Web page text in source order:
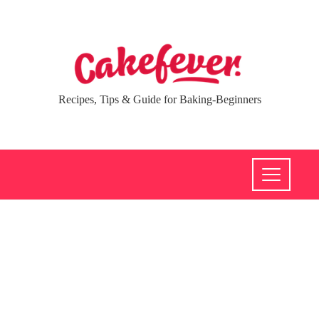
Recipes, Tips & Guide for Baking-Beginners